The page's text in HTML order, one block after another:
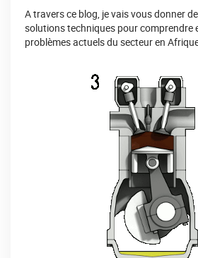
A travers ce blog, je vais vous donner
solutions techniques pour comprendre
problèmes actuels du secteur en